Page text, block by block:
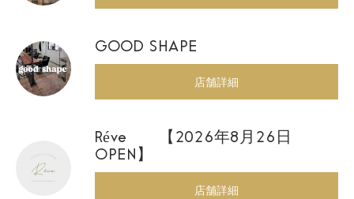
GOOD SHAPE
店舗詳細
Réve 【2026年8月26日
OPEN】
店舗詳細